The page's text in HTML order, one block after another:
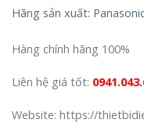
Hãng sản xuất:
Hàng chính hãng 100%
Liên hệ giá tốt:
Website: https://